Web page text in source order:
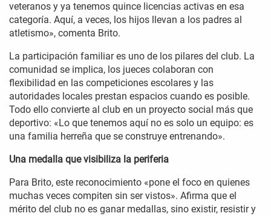
veteranos y ya tenemos quince licencias activas en esa
categoría. Aquí, a veces, los hijos llevan a los padres al
atletismo», comenta Brito.
La participación familiar es uno de los pilares del club. La
comunidad se implica, los jueces colaboran con
flexibilidad en las competiciones escolares y las
autoridades locales prestan espacios cuando es posible.
Todo ello convierte al club en un proyecto social más que
deportivo: «Lo que tenemos aquí no es solo un equipo: es
una familia herreña que se construye entrenando».
Una medalla que visibiliza la periferia
Para Brito, este reconocimiento «pone el foco en quienes
muchas veces compiten sin ser vistos». Afirma que el
mérito del club no es ganar medallas, sino existir, resistir y